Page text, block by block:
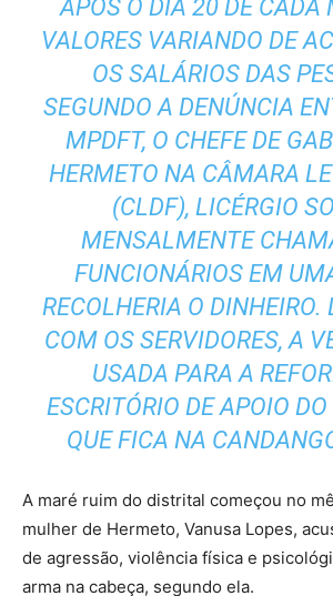
APÓS O DIA 20 DE CADA
VALORES VARIANDO DE
OS SALÁRIOS DAS
SEGUNDO A DENÚNCIA
MPDFT, O CHEFE DE
HERMETO NA CÂMARA
(CLDF), LICÉRGIO
MENSALMENTE
FUNCIONÁRIOS EM
RECOLHERIA O DINHEIRO.
COM OS SERVIDORES, A
USADA PARA A
ESCRITÓRIO DE APOIO
QUE FICA NA
A maré ruim do distrital começou no
mulher de Hermeto, Vanusa Lopes,
de agressão, violência física e
arma na cabeça, segundo ela.